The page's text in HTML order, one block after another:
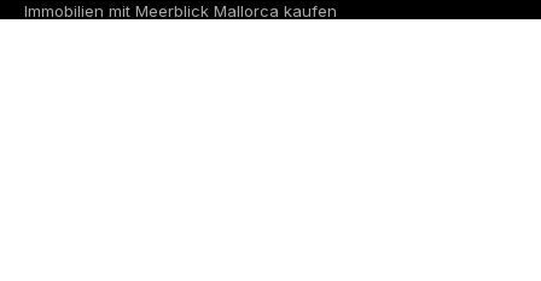
Immobilien mit Meerblick Mallorca kaufen